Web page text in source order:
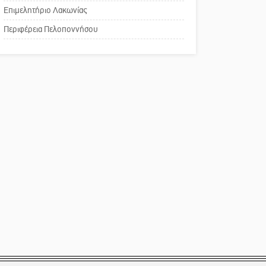
Το δικό σας σχόλιο:
Παράδειγμα κοινωνικής
Επιμελητήριο Λακωνίας
Περιφέρεια Πελοποννήσου